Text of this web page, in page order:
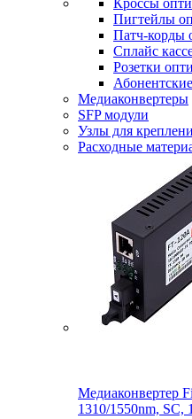
Кроссы
Пигтейлы
Патч-корды
Сплайс
Розетки
Медиаконвертеры
SFP модули
Узлы для
Расходные
Медиаконвертер
1310/1550nm, SC,